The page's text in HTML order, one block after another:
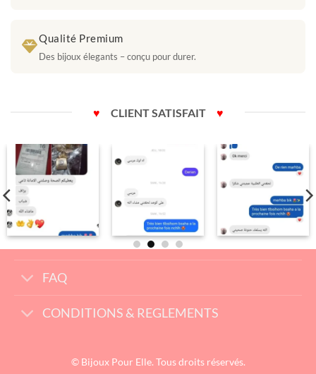
Qualité Premium
Des bijoux élegants – conçu pour durer.
♥ CLIENT SATISFAIT ♥
FAQ
CONDITIONS & REGLEMENTS
© Bijoux Pour Elle. Tous droits réservés.